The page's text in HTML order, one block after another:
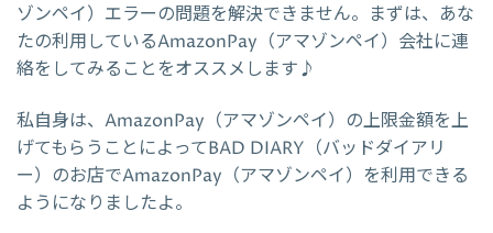
ゾンペイ）エラーの問題を解決できません。まずは、あな
たの利用しているAmazonPay（アマゾンペイ）会社に連
絡をしてみることをオススメします♪
私自身は、AmazonPay（アマゾンペイ）の上限金額を上
げてもらうことによってBAD DIARY（バッドダイアリ
ー）のお店でAmazonPay（アマゾンペイ）を利用できる
ようになりましたよ。